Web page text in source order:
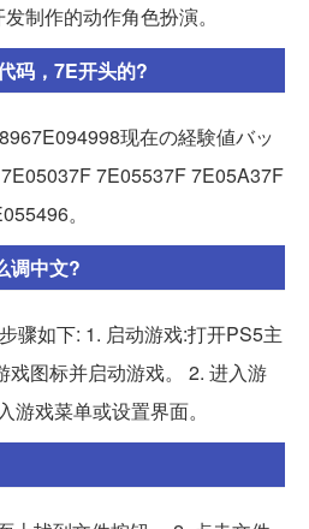
制作的动作角色扮演。
码，7E开头的?
现在の経験値バッ
7E05537F 7E05A37F
。
调中文?
骤如下: 1. 启动游戏:打开PS5主
戏图标并启动游戏。 2. 进入游
游戏菜单或设置界面。